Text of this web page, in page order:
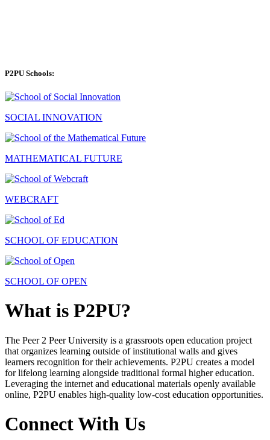
P2PU Schools:
SOCIAL INNOVATION
MATHEMATICAL FUTURE
WEBCRAFT
SCHOOL OF EDUCATION
SCHOOL OF OPEN
What is P2PU?
The Peer 2 Peer University is a grassroots open education project
that organizes learning outside of institutional walls and gives
learners recognition for their achievements. P2PU creates a model
for lifelong learning alongside traditional formal higher education.
Leveraging the internet and educational materials openly available
online, P2PU enables high-quality low-cost education opportunities.
Connect With Us